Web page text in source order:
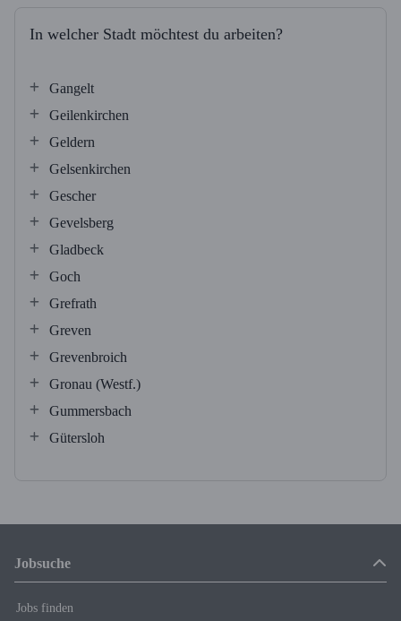
In welcher Stadt möchtest du arbeiten?
Gangelt
Geilenkirchen
Geldern
Gelsenkirchen
Gescher
Gevelsberg
Gladbeck
Goch
Grefrath
Greven
Grevenbroich
Gronau (Westf.)
Gummersbach
Gütersloh
Jobsuche
Jobs finden